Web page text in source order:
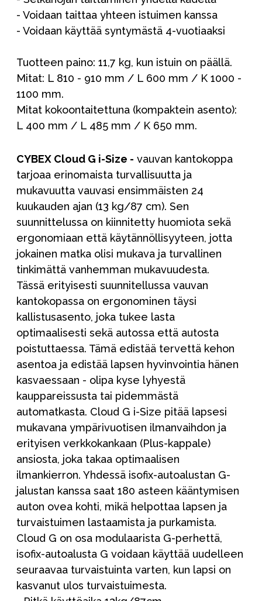
- Voidaan taittaa yhteen istuimen kanssa
- Voidaan käyttää syntymästä 4-vuotiaaksi
Tuotteen paino: 11,7 kg, kun istuin on päällä.
Mitat: L 810 - 910 mm / L 600 mm / K 1000 -
1100 mm.
Mitat kokoontaitettuna (kompaktein asento):
L 400 mm / L 485 mm / K 650 mm.
CYBEX Cloud G i-Size - vauvan kantokoppa
tarjoaa erinomaista turvallisuutta ja
mukavuutta vauvasi ensimmäisten 24
kuukauden ajan (13 kg/87 cm). Sen
suunnittelussa on kiinnitetty huomiota sekä
ergonomiaan että käytännöllisyyteen, jotta
jokainen matka olisi mukava ja turvallinen
tinkimättä vanhemman mukavuudesta.
Tässä erityisesti suunnitellussa vauvan
kantokopassa on ergonominen täysi
kallistusasento, joka tukee lasta
optimaalisesti sekä autossa että autosta
poistuttaessa. Tämä edistää tervettä kehon
asentoa ja edistää lapsen hyvinvointia hänen
kasvaessaan - olipa kyse lyhyestä
kauppareissusta tai pidemmästä
automatkasta. Cloud G i-Size pitää lapsesi
mukavana ympärivuotisen ilmanvaihdon ja
erityisen verkkokankaan (Plus-kappale)
ansiosta, joka takaa optimaalisen
ilmankierron. Yhdessä isofix-autoalustan G-
jalustan kanssa saat 180 asteen kääntymisen
auton ovea kohti, mikä helpottaa lapsen ja
turvaistuimen lastaamista ja purkamista.
Cloud G on osa modulaarista G-perhettä,
isofix-autoalusta G voidaan käyttää uudelleen
seuraavaa turvaistuinta varten, kun lapsi on
kasvanut ulos turvaistuimesta.